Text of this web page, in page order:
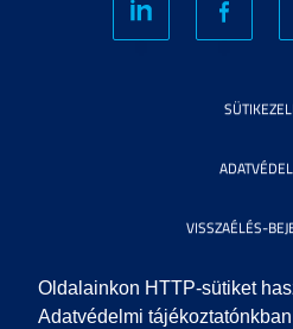
Oldalainkon HTTP-sütiket
Adatvédelmi
VISSZAÉLÉS-
KÖZÉRDEKŰ